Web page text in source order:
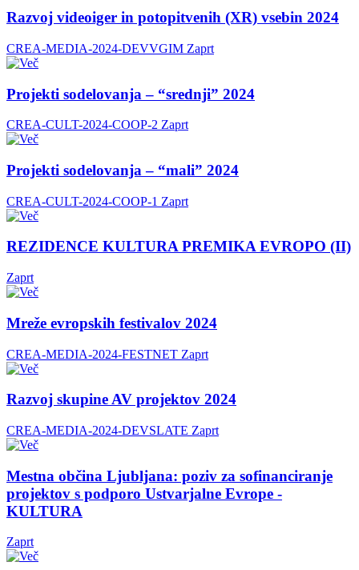
Razvoj videoiger in potopitvenih (XR) vsebin 2024
CREA-MEDIA-2024-DEVVGIM Zaprt
Projekti sodelovanja – “srednji” 2024
CREA-CULT-2024-COOP-2 Zaprt
Projekti sodelovanja – “mali” 2024
CREA-CULT-2024-COOP-1 Zaprt
REZIDENCE KULTURA PREMIKA EVROPO (II)
Zaprt
Mreže evropskih festivalov 2024
CREA-MEDIA-2024-FESTNET Zaprt
Razvoj skupine AV projektov 2024
CREA-MEDIA-2024-DEVSLATE Zaprt
Mestna občina Ljubljana: poziv za sofinanciranje
projektov s podporo Ustvarjalne Evrope -
KULTURA
Zaprt